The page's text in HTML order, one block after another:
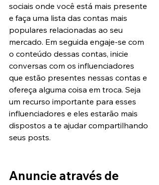
sociais onde você está mais presente
e faça uma lista das contas mais
populares relacionadas ao seu
mercado. Em seguida engaje-se com
o conteúdo dessas contas, inicie
conversas com os influenciadores
que estão presentes nessas contas e
ofereça alguma coisa em troca. Seja
um recurso importante para esses
influenciadores e eles estarão mais
dispostos a te ajudar compartilhando
seus posts.
Anuncie através de